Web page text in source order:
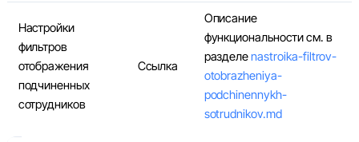
Настройки
фильтров
отображения
подчиненных
сотрудников
Ссылка
Описание
функциональности см. в
разделеnastroika-filtrov-
otobrazheniya-
podchinennykh-
sotrudnikov.md